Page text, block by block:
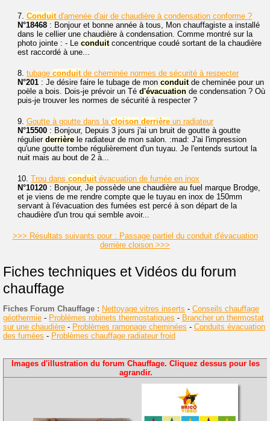
7. Conduitd'amenée d'air de chaudière à condensation conforme ?
N°18468 : Bonjour et bonne année à tous, Mon chauffagiste a installé
dans le cellier une chaudière à condensation. Comme montré sur la
photo jointe : - Le conduitconcentrique coudé sortant de la chaudière
est raccordé à une...
8. tubage conduitde cheminée normes de sécurité à respecter
N°201 : Je désire faire le tubage de mon conduitde cheminée pour un
poële a bois. Dois-je prévoir un Té d'évacuation de condensation ? Où
puis-je trouver les normes de sécurité à respecter ?
9. Goutte à goutte dans la cloison derrière un radiateur
N°15500 : Bonjour, Depuis 3 jours j'ai un bruit de goutte à goutte
régulier derrière le radiateur de mon salon. :mad: J'ai l'impression
qu'une goutte tombe régulièrement d'un tuyau. Je l'entends surtout la
nuit mais au bout de 2 à...
10. Trou dans conduitévacuation de fumée en inox
N°10120 : Bonjour, Je possède une chaudière au fuel marque Brodge,
et je viens de me rendre compte que le tuyau en inox de 150mm
servant à l'évacuation des fumées est percé à son départ de la
chaudière d'un trou qui semble avoir...
>>> Résultats suivants pour : Passage partiel du conduit d'évacuation
derrière cloison >>>
Fiches techniques et Vidéos du forum
chauffage
Fiches Forum Chauffage : Nettoyage vitres inserts - Conseils chauffage
géothermie - Problèmes robinets thermostatiques - Brancher un thermostat
sur une chaudière - Problèmes ramonage cheminées - Conduits évacuation
des fumées - Problèmes chauffage radiateur froid
Images d'illustration du forum Chauffage. Cliquez dessus pour les
agrandir.